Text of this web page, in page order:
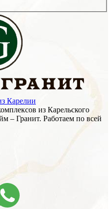
Карелии
из Карельского
– Гранит. Работаем по всей